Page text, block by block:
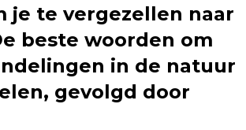
je te vergezellen naar
beste woorden om
in de natuur
gevolgd door